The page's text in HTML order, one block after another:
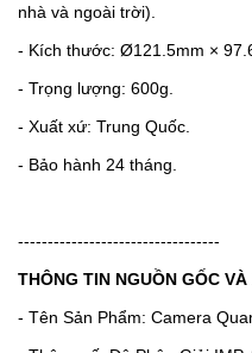
nhà và ngoài trời).
- Kích thước: Ø121.5mm ×
- Trọng lượng: 600g.
- Xuất xứ: Trung Quốc.
- Bảo hành 24 tháng.
----------------------------------
THÔNG TIN NGUỒN GỐC
- Tên Sản Phẩm: Camera